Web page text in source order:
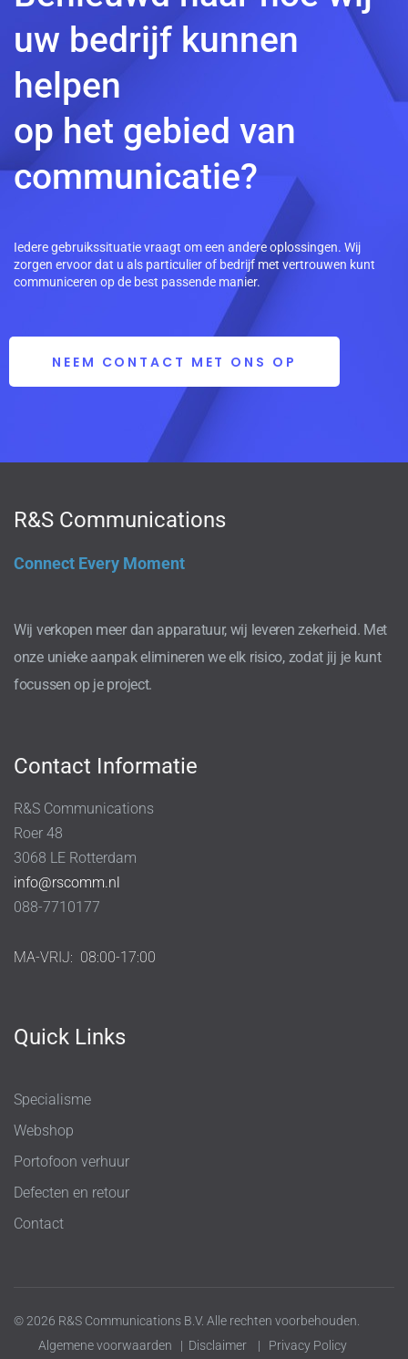
uw bedrijf kunnen
helpen
op het gebied van
communicatie?
Iedere gebruikssituatie vraagt om een andere oplossingen. Wij
zorgen ervoor dat u als particulier of bedrijf met vertrouwen kunt
communiceren op de best passende manier.
NEEM CONTACT MET ONS OP
R&S Communications
Connect Every Moment
Wij verkopen meer dan apparatuur, wij leveren zekerheid. Met
onze unieke aanpak elimineren we elk risico, zodat jij je kunt
focussen op je project.
Contact Informatie
R&S Communications
Roer 48
3068 LE Rotterdam
info@rscomm.nl
088-7710177
MA-VRIJ: 08:00-17:00
Quick Links
Specialisme
Webshop
Portofoon verhuur
Defecten en retour
Contact
© 2026 R&S Communications B.V. Alle rechten voorbehouden.
Algemene voorwaarden | Disclaimer | Privacy Policy